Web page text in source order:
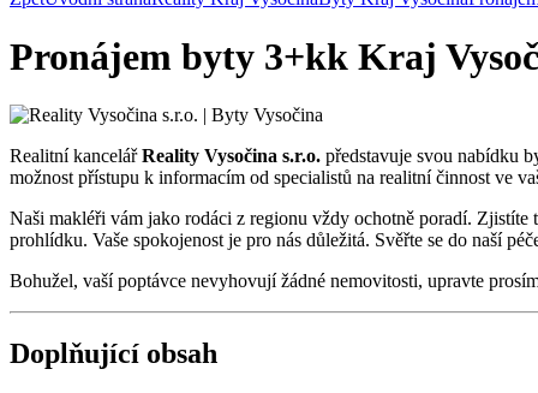
Pronájem byty 3+kk Kraj
Realitní kancelářReality Vysočina s.r.o. představuje svou nabídku
možnost přístupu k informacím od specialistů na realitní činnost ve
Naši makléři vám jako rodáci z regionu vždy ochotně poradí.
prohlídku. Vaše spokojenost je pro nás důležitá. Svěřte se do naší
Bohužel, vaší poptávce nevyhovují žádné nemovitosti, upravte
Doplňující obsah